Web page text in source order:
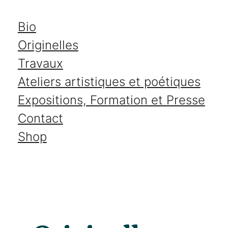
contenu
Bio
Originelles
Travaux
Ateliers artistiques et poétiques
Expositions, Formation et Presse
Contact
Shop